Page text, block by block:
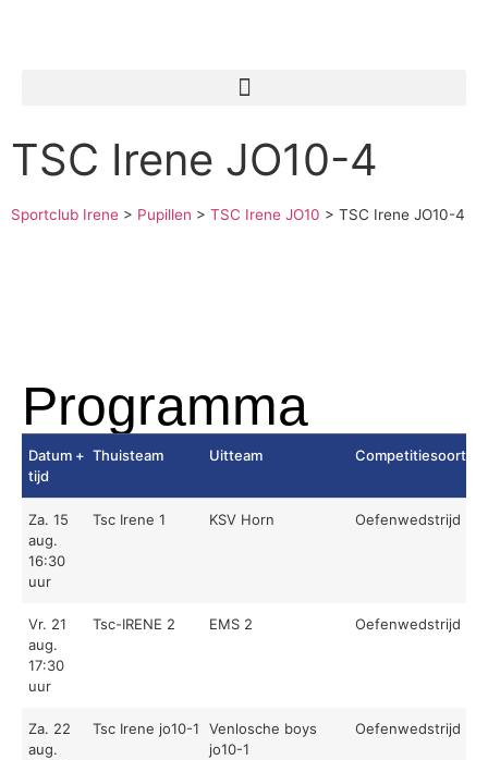
TSC Irene JO10-4
Sportclub Irene > Pupillen > TSC Irene JO10 > TSC Irene JO10-4
Programma
Datum +
tijd
Thuisteam Uitteam Competitiesoort
Za. 15
aug.
16:30
uur
Tsc Irene 1 KSV Horn Oefenwedstrijd
Vr. 21
aug.
17:30
uur
Tsc-IRENE 2 EMS 2 Oefenwedstrijd
Za. 22
aug.
Tsc Irene jo10-1
Venlosche boys
jo10-1
Oefenwedstrijd